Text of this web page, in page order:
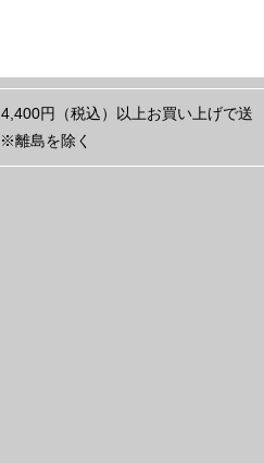
4,400円（税込）以上お買い上げで送
※離島を除く